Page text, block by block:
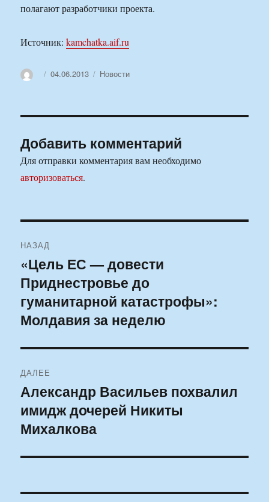
полагают разработчики проекта.
Источник:kamchatka.aif.ru
АвторОпубликовано
04.06.2013 Рубрики
Новости
Добавить комментарий
Для отправки комментария вам необходимо
авторизоваться.
по
записям
НАЗАД
Предыдущая
запись:
«Цель ЕС — довести
Приднестровье до
гуманитарной катастрофы»:
Молдавия за неделю
ДАЛЕЕ
Следующая
запись:
Александр Васильев похвалил
имидж дочерей Никиты
Михалкова